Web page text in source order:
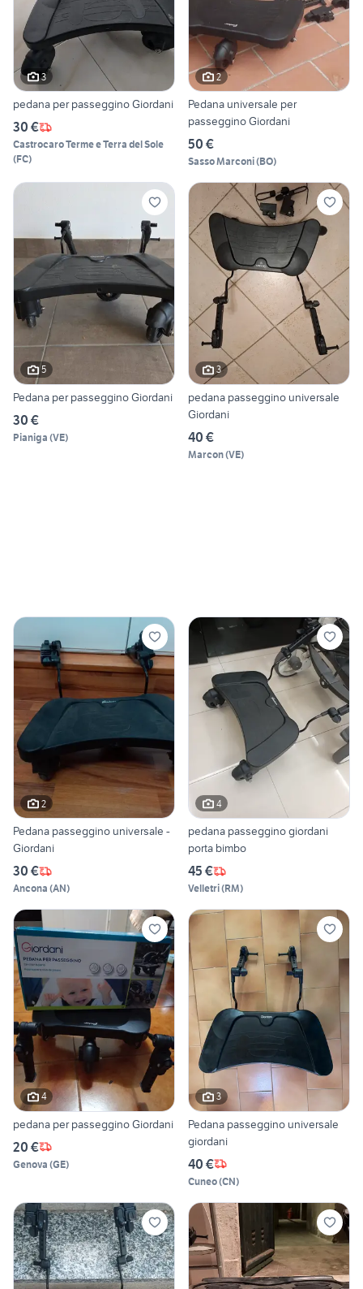
3
pedana per passeggino Giordani
30 €
Castrocaro Terme e Terra del Sole
(FC)
2
Pedana universale per
passeggino Giordani
50 €
Sasso Marconi(BO)
5
Pedana per passeggino Giordani
30 €
Pianiga (VE)
3
pedana passeggino universale
Giordani
40 €
Marcon(VE)
2
Pedana passeggino universale -
Giordani
30 €
Ancona (AN)
4
pedana passeggino giordani
porta bimbo
45 €
Velletri(RM)
4
pedana per passeggino Giordani
20 €
Genova (GE)
3
Pedana passeggino universale
giordani
40 €
Cuneo(CN)